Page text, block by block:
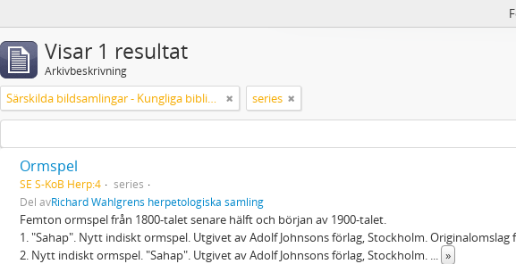
Visar 1 resultat
Arkivbeskrivning
Särskilda bildsamlingar - Kungliga biblioteket series
Ormspel
SE S-KoB Herp:4
series
Del avRichard Wahlgrens herpetologiska samling
Femton ormspel från 1800-talet senare hälft och början av 1900-talet.
1. "Sahap". Nytt indiskt ormspel. Utgivet av Adolf Johnsons förlag, Stockholm. Originalomslag
2. Nytt indiskt ormspel. "Sahap". Utgivet av Adolf Johnsons förlag, Stockholm. ... »